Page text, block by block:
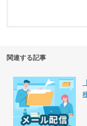
関連する記事